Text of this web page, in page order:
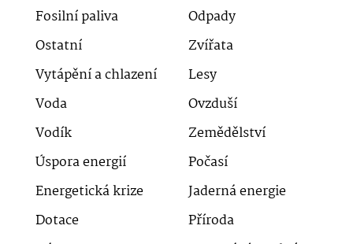
Fosilní paliva
Odpady
Ostatní
Zvířata
Vytápění a chlazení
Lesy
Voda
Ovzduší
Vodík
Zemědělství
Úspora energií
Počasí
Energetická krize
Jaderná energie
Dotace
Příroda